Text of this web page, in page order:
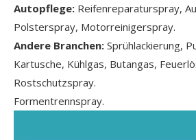
Autopflege: Reifenreparaturspray,
Polsterspray, Motorreinigerspray.
Andere Branchen: Sprühlackierung,
Kartusche, Kühlgas, Butangas,
Rostschutzspray.
Formentrennspray.